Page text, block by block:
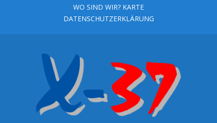
WO SIND WIR? KARTE
DATENSCHUTZERKLÄRUNG